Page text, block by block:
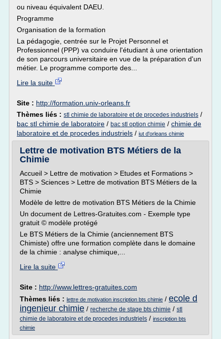
ou niveau équivalent DAEU.
Programme
Organisation de la formation
La pédagogie, centrée sur le Projet Personnel et
Professionnel (PPP) va conduire l'étudiant à une orientation
de son parcours universitaire en vue de la préparation d'un
métier. Le programme comporte des...
Lire la suite
Site : http://formation.univ-orleans.fr
Thèmes liés : stl chimie de laboratoire et de procedes industriels /
bac stl chimie de laboratoire / bac stl option chimie / chimie de
laboratoire et de procedes industriels / iut d'orleans chimie
Lettre de motivation BTS Métiers de la
Chimie
Accueil > Lettre de motivation > Etudes et Formations >
BTS > Sciences > Lettre de motivation BTS Métiers de la
Chimie
Modèle de lettre de motivation BTS Métiers de la Chimie
Un document de Lettres-Gratuites.com - Exemple type
gratuit © modèle protégé
Le BTS Métiers de la Chimie (anciennement BTS
Chimiste) offre une formation complète dans le domaine
de la chimie : analyse chimique,...
Lire la suite
Site : http://www.lettres-gratuites.com
Thèmes liés : lettre de motivation inscription bts chimie / ecole d
ingenieur chimie / recherche de stage bts chimie / stl
chimie de laboratoire et de procedes industriels / inscription bts
chimie